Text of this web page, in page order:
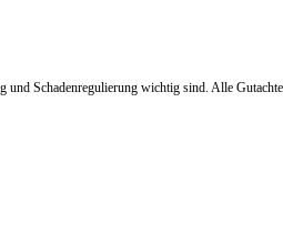
Schadenregulierung wichtig sind. Alle